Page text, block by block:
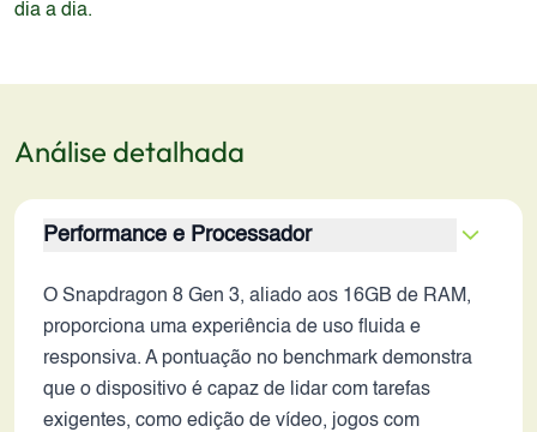
dia a dia.
Análise detalhada
Performance e Processador
O Snapdragon 8 Gen 3, aliado aos 16GB de RAM,
proporciona uma experiência de uso fluida e
responsiva. A pontuação no benchmark demonstra
que o dispositivo é capaz de lidar com tarefas
exigentes, como edição de vídeo, jogos com